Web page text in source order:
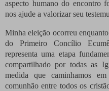
aspecto humano do encontro
nos ajude a valorizar seu
Minha eleição ocorreu
do Primeiro Concílio
representa uma etapa
compartilhado por todas as
medida que caminhamos
comunhão entre todos os